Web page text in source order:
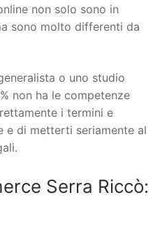
non solo sono in
sono molto differenti da
o uno studio
non ha le competenze
i termini e
e di metterti seriamente al
Serra Riccò: